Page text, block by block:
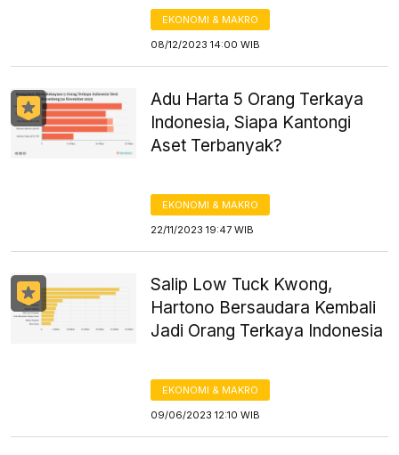
EKONOMI & MAKRO
08/12/2023 14:00 WIB
Adu Harta 5 Orang Terkaya
Indonesia, Siapa Kantongi
Aset Terbanyak?
EKONOMI & MAKRO
22/11/2023 19:47 WIB
Salip Low Tuck Kwong,
Hartono Bersaudara Kembali
Jadi Orang Terkaya Indonesia
EKONOMI & MAKRO
09/06/2023 12:10 WIB